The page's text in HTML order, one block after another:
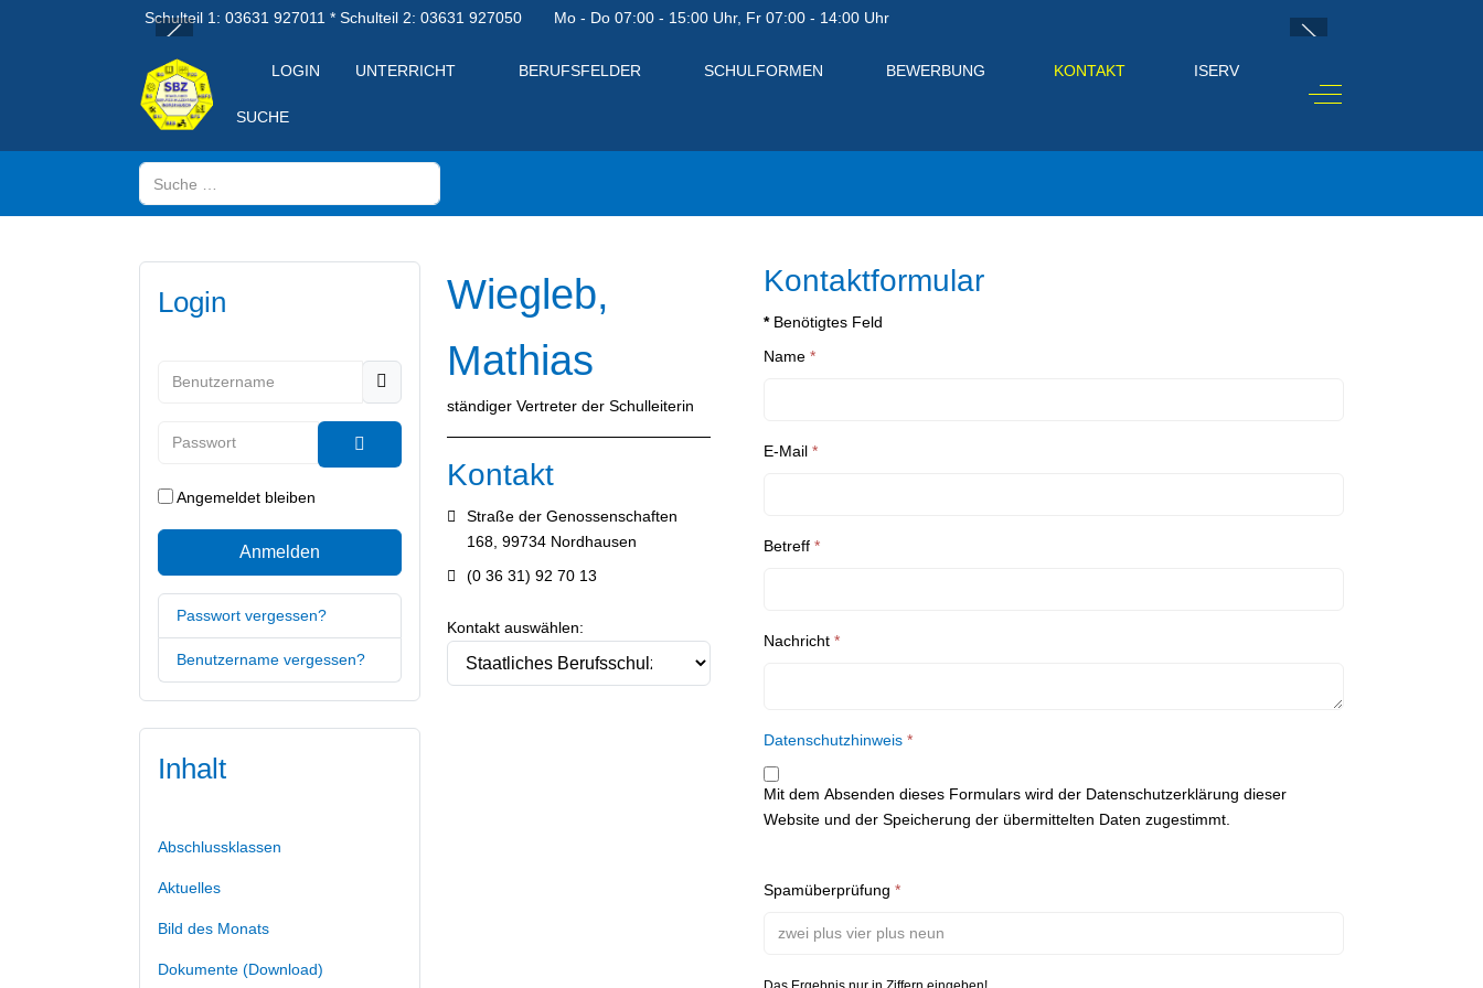
Schulteil 1: 03631 927011 * Schulteil 2: 03631 927050 Mo - Do 07:00 - 15:00 Uhr, Fr 07:00 - 14:00 Uhr
LOGIN UNTERRICHT BERUFSFELDER SCHULFORMEN BEWERBUNG KONTAKT ISERV
SUCHE
Off-Canvas Toggle
Suchen
Login
Passwort anzeigen
Angemeldet bleiben
Anmelden
Passwort vergessen?
Benutzername vergessen?
Inhalt
Abschlussklassen
Aktuelles
Bild des Monats
Dokumente (Download)
Wiegleb,
Mathias
ständiger Vertreter der Schulleiterin
Kontakt
Adresse:
Straße der Genossenschaften
168, 99734 Nordhausen
Telefon:
(0 36 31) 92 70 13
Kontakt auswählen:
Kontaktformular
*Benötigtes Feld
Name*
E-Mail*
Betreff*
Nachricht*
Datenschutzhinweis*
Mit dem Absenden dieses Formulars wird der Datenschutzerklärung dieser
Website und der Speicherung der übermittelten Daten zugestimmt.
Spamüberprüfung *